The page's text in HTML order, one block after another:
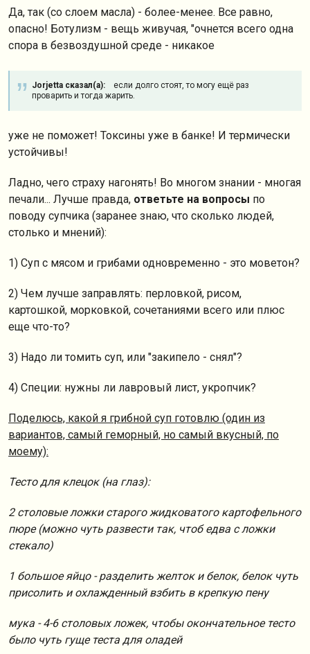
Да, так (со слоем масла) - более-менее. Все равно,
опасно! Ботулизм - вещь живучая, "очнется всего одна
спора в безвоздушной среде - никакое
Jorjetta сказал(а): если долго стоят, то могу ещё раз
проварить и тогда жарить.
уже не поможет! Токсины уже в банке! И термически
устойчивы!
Ладно, чего страху нагонять! Во многом знании - многая
печали... Лучше правда, ответьте на вопросы по
поводу супчика (заранее знаю, что сколько людей,
столько и мнений):
1) Суп с мясом и грибами одновременно - это моветон?
2) Чем лучше заправлять: перловкой, рисом,
картошкой, морковкой, сочетаниями всего или плюс
еще что-то?
3) Надо ли томить суп, или "закипело - снял"?
4) Специи: нужны ли лавровый лист, укропчик?
Поделюсь, какой я грибной суп готовлю (один из
вариантов, самый геморный, но самый вкусный, по
моему):
Тесто для клецок (на глаз):
2 столовые ложки старого жидковатого картофельного
пюре (можно чуть развести так, чтоб едва с ложки
стекало)
1 большое яйцо - разделить желток и белок, белок чуть
присолить и охлажденный взбить в крепкую пену
мука - 4-6 столовых ложек, чтобы окончательное тесто
было чуть гуще теста для оладей